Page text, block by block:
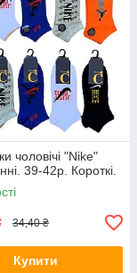
чоловічі "Nike"
39-42р. Короткі.
34,40 ₴
Купити